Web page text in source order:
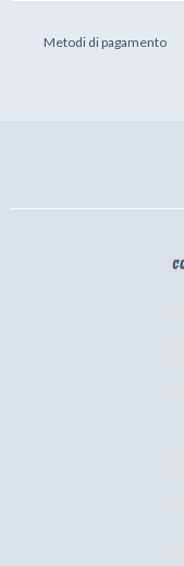
Metodi di pagamento